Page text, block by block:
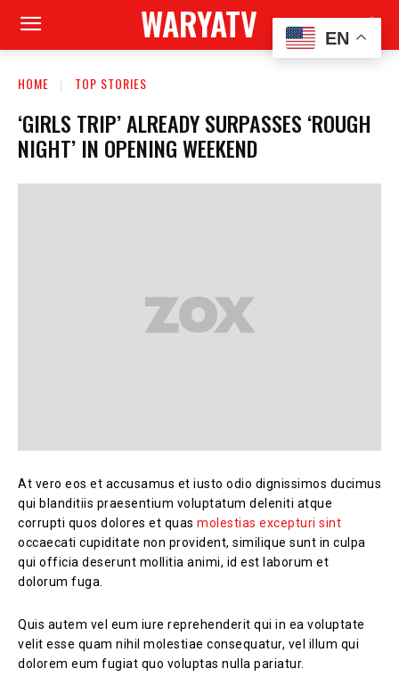
WARYATV
HOME TOP STORIES
‘GIRLS TRIP’ ALREADY SURPASSES ‘ROUGH
NIGHT’ IN OPENING WEEKEND
At vero eos et accusamus et iusto odio dignissimos ducimus
qui blanditiis praesentium voluptatum deleniti atque
corrupti quos dolores et quas molestias excepturi sint
occaecati cupiditate non provident, similique sunt in culpa
qui officia deserunt mollitia animi, id est laborum et
dolorum fuga.
Quis autem vel eum iure reprehenderit qui in ea voluptate
velit esse quam nihil molestiae consequatur, vel illum qui
dolorem eum fugiat quo voluptas nulla pariatur.
EN